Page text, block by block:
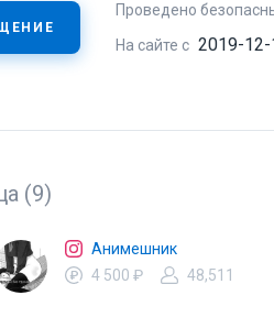
Проведено
На сайте с 2019-12-
(9)
Анимешник
4 500 ₽
48,511